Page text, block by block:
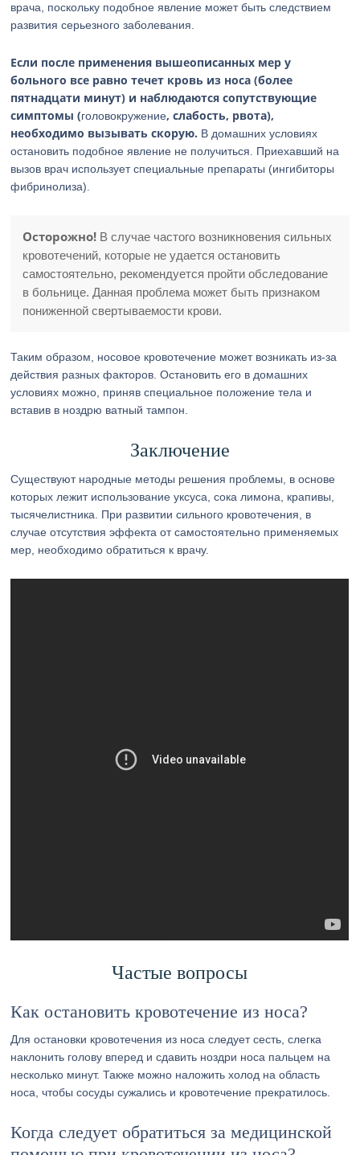
врача, поскольку подобное явление может быть следствием
развития серьезного заболевания.
Если после применения вышеописанных мер у
больного все равно течет кровь из носа (более
пятнадцати минут) и наблюдаются сопутствующие
симптомы (головокружение, слабость, рвота),
необходимо вызывать скорую. В домашних условиях
остановить подобное явление не получиться. Приехавший на
вызов врач использует специальные препараты (ингибиторы
фибринолиза).
Осторожно! В случае частого возникновения сильных
кровотечений, которые не удается остановить
самостоятельно, рекомендуется пройти обследование
в больнице. Данная проблема может быть признаком
пониженной свертываемости крови.
Таким образом, носовое кровотечение может возникать из-за
действия разных факторов. Остановить его в домашних
условиях можно, приняв специальное положение тела и
вставив в ноздрю ватный тампон.
Заключение
Существуют народные методы решения проблемы, в основе
которых лежит использование уксуса, сока лимона, крапивы,
тысячелистника. При развитии сильного кровотечения, в
случае отсутствия эффекта от самостоятельно применяемых
мер, необходимо обратиться к врачу.
Частые вопросы
Как остановить кровотечение из носа?
Для остановки кровотечения из носа следует сесть, слегка
наклонить голову вперед и сдавить ноздри носа пальцем на
несколько минут. Также можно наложить холод на область
носа, чтобы сосуды сужались и кровотечение прекратилось.
Когда следует обратиться за медицинской